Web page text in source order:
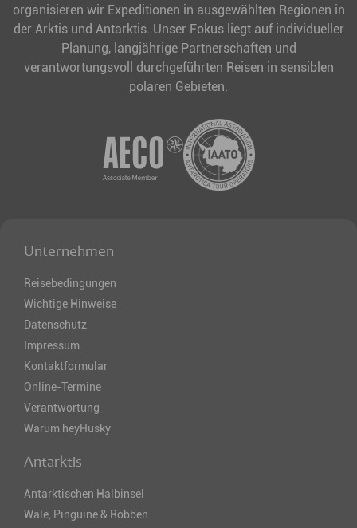
organisieren wir Expeditionen in ausgewählten Regionen in
der Arktis und Antarktis. Unser Fokus liegt auf individueller
Planung, langjährige Partnerschaften und
verantwortungsvoll durchgeführten Reisen in sensiblen
polaren Gebieten.
Unternehmen
Reisebedingungen
Wichtige Hinweise
Datenschutz
Impressum
Kontaktformular
Online-Termine
Verantwortung
Warum heyHusky
Antarktis
Antarktischen Halbinsel
Wale, Pinguine & Robben